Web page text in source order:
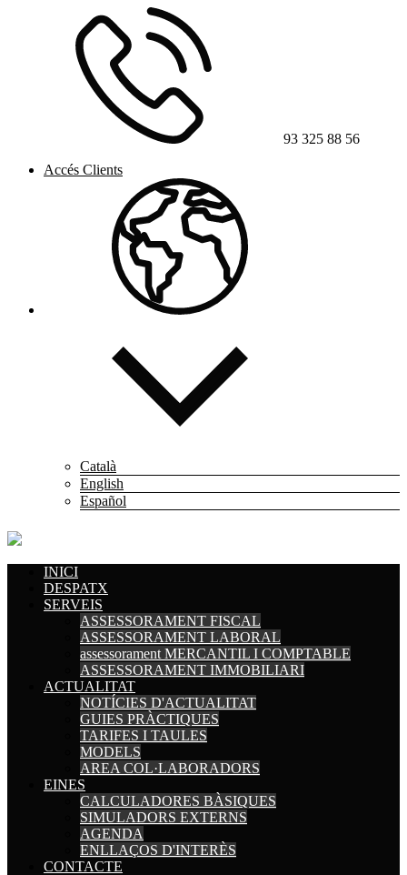
93 325 88 56
Accés Clients
Català
English
Español
INICI
DESPATX
SERVEIS
ASSESSORAMENT FISCAL
ASSESSORAMENT LABORAL
assessorament MERCANTIL I COMPTABLE
ASSESSORAMENT IMMOBILIARI
ACTUALITAT
NOTÍCIES D'ACTUALITAT
GUIES PRÀCTIQUES
TARIFES I TAULES
MODELS
AREA COL·LABORADORS
EINES
CALCULADORES BÀSIQUES
SIMULADORS EXTERNS
AGENDA
ENLLAÇOS D'INTERÈS
CONTACTE